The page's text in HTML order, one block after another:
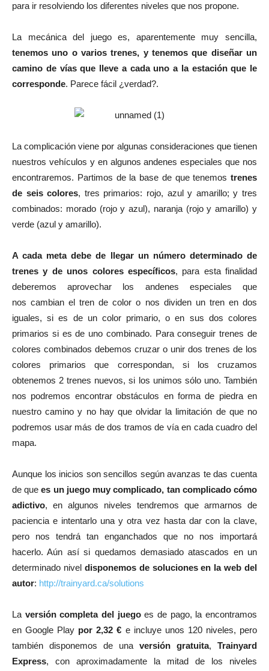
para ir resolviendo los diferentes niveles que nos propone.
La mecánica del juego es, aparentemente muy sencilla,
tenemos uno o varios trenes, y tenemos que diseñar un
camino de vías que lleve a cada uno a la estación que le
corresponde. Parece fácil ¿verdad?.
La complicación viene por algunas consideraciones que tienen
nuestros vehículos y en algunos andenes especiales que nos
encontraremos. Partimos de la base de que tenemos trenes
de seis colores, tres primarios: rojo, azul y amarillo; y tres
combinados: morado (rojo y azul), naranja (rojo y amarillo) y
verde (azul y amarillo).
A cada meta debe de llegar un número determinado de
trenes y de unos colores específicos, para esta finalidad
deberemos aprovechar los andenes especiales que
nos cambian el tren de color o nos dividen un tren en dos
iguales, si es de un color primario, o en sus dos colores
primarios si es de uno combinado. Para conseguir trenes de
colores combinados debemos cruzar o unir dos trenes de los
colores primarios que correspondan, si los cruzamos
obtenemos 2 trenes nuevos, si los unimos sólo uno. También
nos podremos encontrar obstáculos en forma de piedra en
nuestro camino y no hay que olvidar la limitación de que no
podremos usar más de dos tramos de vía en cada cuadro del
mapa.
Aunque los inicios son sencillos según avanzas te das cuenta
de quees un juego muy complicado, tan complicado cómo
adictivo, en algunos niveles tendremos que armarnos de
paciencia e intentarlo una y otra vez hasta dar con la clave,
pero nos tendrá tan enganchados que no nos importará
hacerlo. Aún así si quedamos demasiado atascados en un
determinado nivel disponemos de soluciones en la web del
autor: http://trainyard.ca/solutions
La versión completa del juegoes de pago, la encontramos
en Google Play por 2,32 € e incluye unos 120 niveles, pero
también disponemos de una versión gratuita, Trainyard
Express, con aproximadamente la mitad de los niveles